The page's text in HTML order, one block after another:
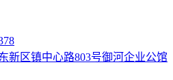
新区镇中心路803号御河企业公馆